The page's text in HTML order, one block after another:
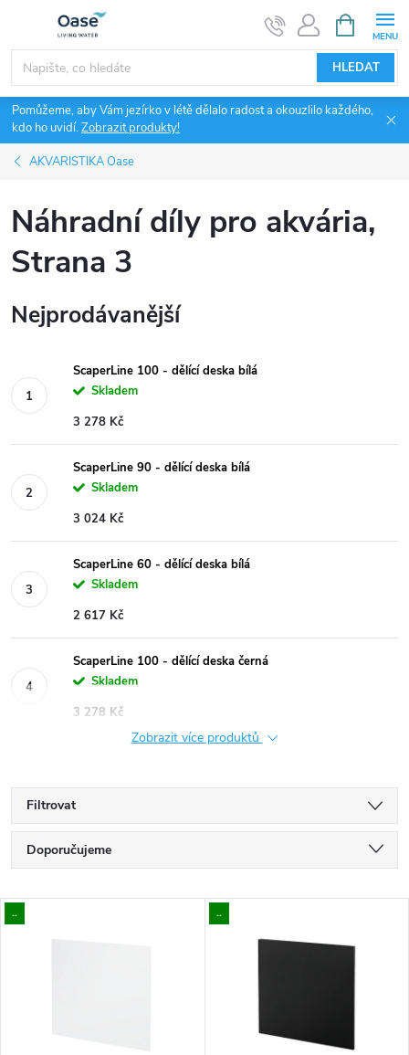
obsah
HLEDAT
NÁKUPNÍ
KOŠÍK
Pomůžeme, aby Vám jezírko v létě dělalo radost a okouzlilo každého,
kdo ho uvidí.Zobrazit produkty!
AKVARISTIKA Oase
Náhradní díly pro akvária,
Strana 3
Nejprodávanější
ScaperLine 100 - dělící deska bílá
Skladem
3 278 Kč
ScaperLine 90 - dělící deska bílá
Skladem
3 024 Kč
ScaperLine 60 - dělící deska bílá
Skladem
2 617 Kč
ScaperLine 100 - dělící deska černá
Skladem
3 278 Kč
Zobrazit více produktů
Filtrovat
Ř
a
Doporučujeme
V
.. ..